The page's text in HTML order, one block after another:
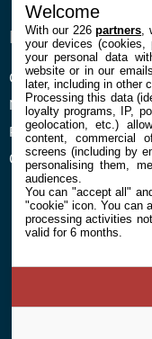
ENTREPRISE
Confidentialité et
Mentions légales et
Préférences Cookies
Qui sommes nous
Welcome
With our 226partners
your devices
your personal data
website or in our
later, including in other
Processing this data
loyalty programs, IP,
geolocation, etc.)
content, commercial
screens (including by
personalising them,
audiences.
You can "accept all"
"cookie" icon. You can
processing activities
valid for 6 months.